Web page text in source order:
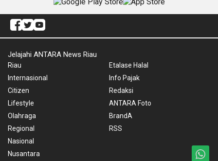
Jelajahi ANTARA News Riau
Riau
Internasional
Citizen
Lifestyle
Olahraga
Regional
Nasional
Nusantara
Etalase Halal
Info Pajak
Redaksi
ANTARA Foto
BrandA
RSS